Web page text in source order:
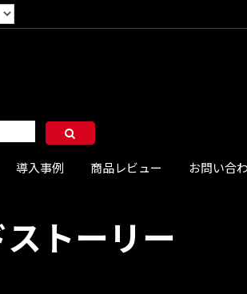
導入事例 商品レビュー お問い合
トーリー